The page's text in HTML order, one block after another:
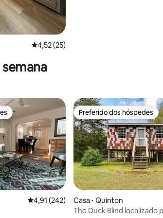
4,52 de uma avaliação média de 5, 25
4,52 (25)
4,91 de uma avaliação média de 5, 242
4,91 (242)
Preferido dos hóspedes
Preferido dos hóspedes
Casa ⋅ Quinton
The Duck Blind localizado